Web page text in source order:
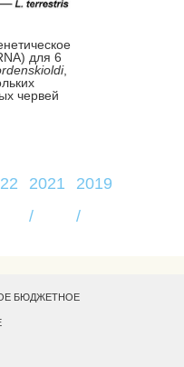
для 6
,
червей
2021
/
2019
/
БЮДЖЕТНОЕ